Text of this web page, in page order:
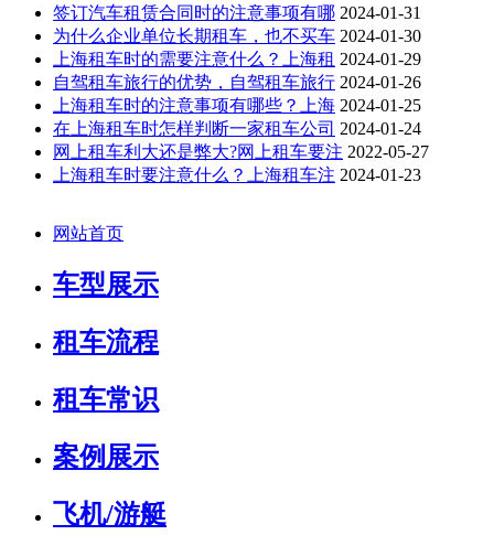
签订汽车租赁合同时的注意事项有哪 2024-01-31
为什么企业单位长期租车，也不买车 2024-01-30
上海租车时的需要注意什么？上海租 2024-01-29
自驾租车旅行的优势，自驾租车旅行 2024-01-26
上海租车时的注意事项有哪些？上海 2024-01-25
在上海租车时怎样判断一家租车公司 2024-01-24
网上租车利大还是弊大?网上租车要注 2022-05-27
上海租车时要注意什么？上海租车注 2024-01-23
网站首页
车型展示
租车流程
租车常识
案例展示
飞机/游艇